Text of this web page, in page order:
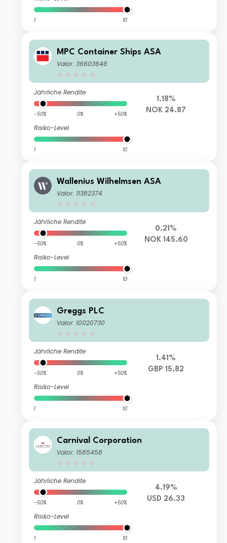
1 10
MPC Container Ships ASA
Valor: 36603646
Jährliche Rendite
-50% 0% +50%
Risiko-Level
1 10
1.18%
NOK 24.87
Wallenius Wilhelmsen ASA
Valor: 11382374
Jährliche Rendite
-50% 0% +50%
Risiko-Level
1 10
0.21%
NOK 145.60
Greggs PLC
Valor: 10020730
Jährliche Rendite
-50% 0% +50%
Risiko-Level
1 10
1.41%
GBP 15.82
Carnival Corporation
Valor: 1585458
Jährliche Rendite
-50% 0% +50%
Risiko-Level
1 10
4.19%
USD 26.33